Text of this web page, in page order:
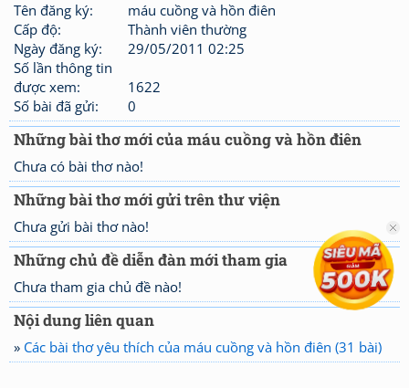
Tên đăng ký:
máu cuồng và hồn điên
Cấp độ:
Thành viên thường
Ngày đăng ký:
29/05/2011 02:25
Số lần thông tin
được xem:
1622
Số bài đã gửi:
0
Những bài thơ mới của máu cuồng và hồn điên
Chưa có bài thơ nào!
Những bài thơ mới gửi trên thư viện
Chưa gửi bài thơ nào!
Những chủ đề diễn đàn mới tham gia
Chưa tham gia chủ đề nào!
Nội dung liên quan
» Các bài thơ yêu thích của máu cuồng và hồn điên (31 bài)